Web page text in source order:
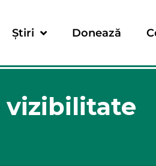
Știri Donează
vizibilitate